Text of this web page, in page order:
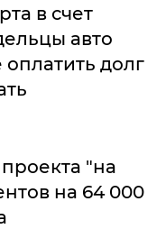
в счет
авто
долг
"на
на 64 000